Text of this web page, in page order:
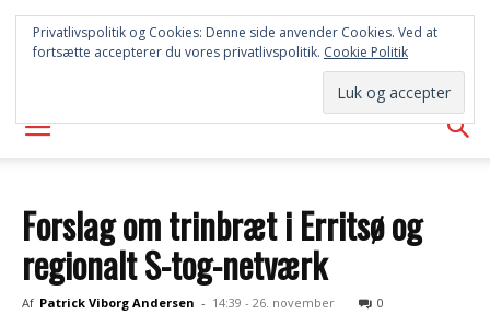
SYD
AVISEN
Forslag om trinbræt i Erritsø og
regionalt S-tog-netværk
Af Patrick Viborg Andersen - 14:39 - 26. november 0
Privatlivspolitik og Cookies: Denne side anvender Cookies. Ved at
fortsætte accepterer du vores privatlivspolitik. Cookie Politik